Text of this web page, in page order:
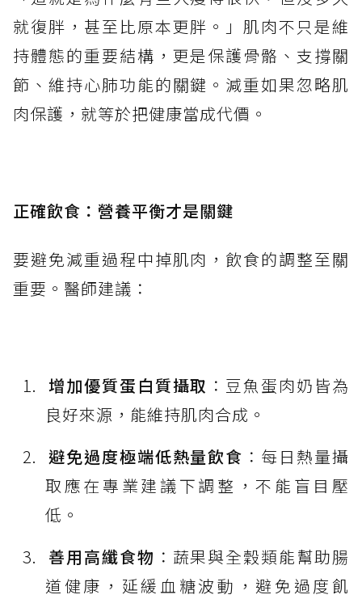
就復胖，甚至比原本更胖。」肌肉不只是維
持體態的重要結構，更是保護骨骼、支撐關
節、維持心肺功能的關鍵。減重如果忽略肌
肉保護，就等於把健康當成代價。
正確飲食：營養平衡才是關鍵
要避免減重過程中掉肌肉，飲食的調整至關
重要。醫師建議：
增加優質蛋白質攝取 ：豆魚蛋肉奶皆為
良好來源，能維持肌肉合成。
避免過度極端低熱量飲食 ：每日熱量攝
取應在專業建議下調整，不能盲目壓
低。
善用高纖食物 ：蔬果與全穀類能幫助腸
道健康，延緩血糖波動，避免過度飢